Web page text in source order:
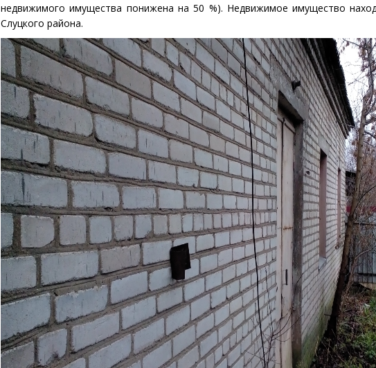
недвижимого имущества понижена на 50 %). Недвижимое имущество
Слуцкого района.